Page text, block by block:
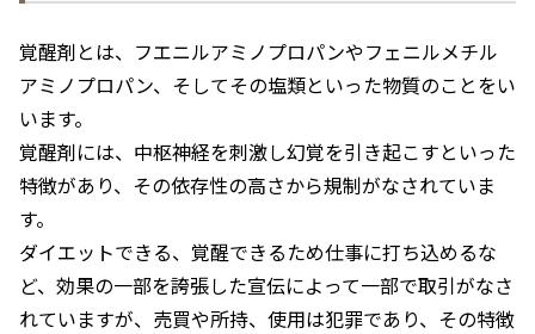
覚醒剤とは、フエニルアミノプロパンやフェニルメチル
アミノプロパン、そしてその塩類といった物質のことをい
います。
覚醒剤には、中枢神経を刺激し幻覚を引き起こすといった
特徴があり、その依存性の高さから規制がなされていま
す。
ダイエットできる、覚醒できるため仕事に打ち込めるな
ど、効果の一部を誇張した宣伝によって一部で取引がなさ
れていますが、売買や所持、使用は犯罪であり、その特徴